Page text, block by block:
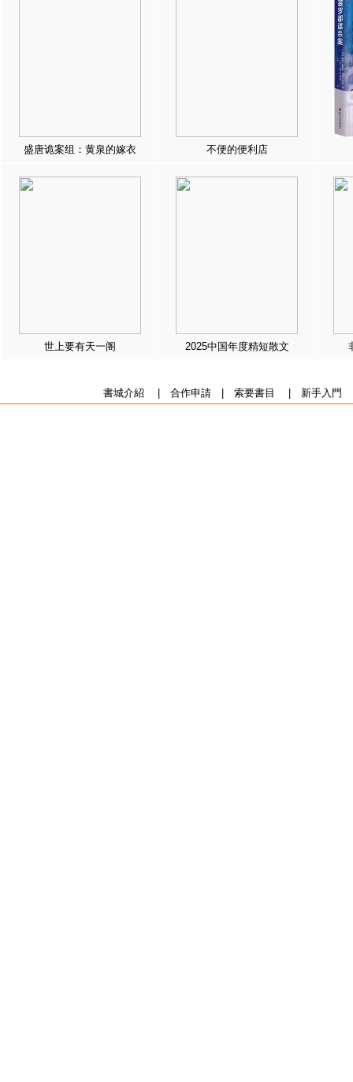
盛唐诡案组：黄泉的嫁衣 不便的便利店
世上要有天一阁 2025中国年度精短散文
書城介紹 合作申請| 索要書目 新手入門